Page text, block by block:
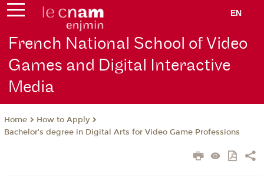
EN
French National School of Video
Games and Digital Interactive
Media
Home
How to Apply
Bachelor’s degree in Digital Arts for Video Game Professions